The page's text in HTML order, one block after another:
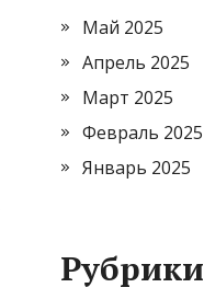
Май 2025
Апрель 2025
Март 2025
Февраль 2025
Январь 2025
Рубрики